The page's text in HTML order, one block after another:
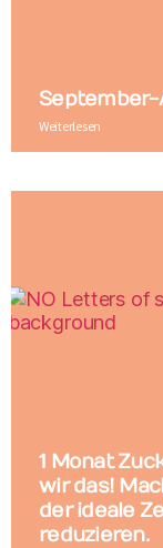
Weiterlesen
1 Monat
wir das!
der ideale
reduzieren.